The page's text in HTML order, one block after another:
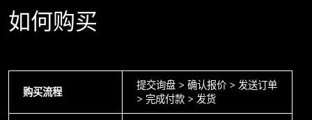
如何购买
购买流程
提交询盘 > 确认报价 > 发送订单
> 完成付款 > 发货